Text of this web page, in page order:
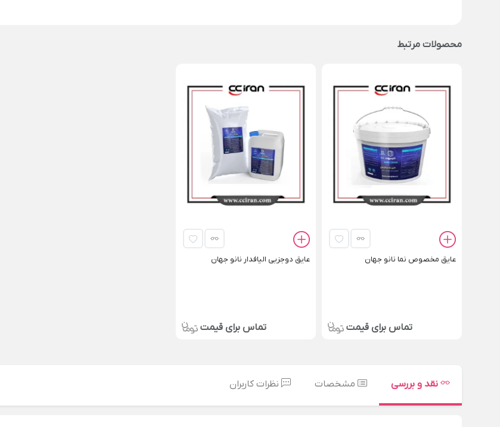
محصولات مرتبط
عایق مخصوص نما نانو جهان
تماس برای قیمت
عایق دوجزیی الیافدار نانو جهان
تماس برای قیمت
نقد و بررسی مشخصات نظرات کاربران